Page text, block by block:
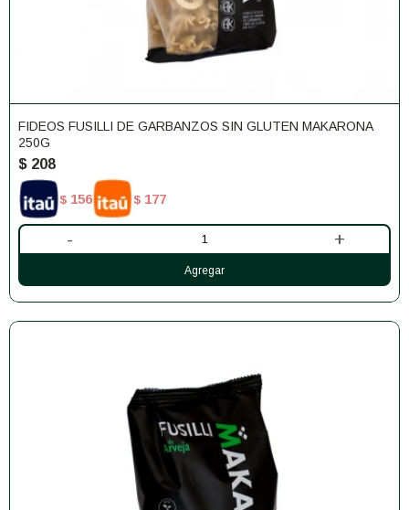
FIDEOS FUSILLI DE GARBANZOS SIN GLUTEN MAKARONA
250G
$ 208
$ 156 $ 177
- +